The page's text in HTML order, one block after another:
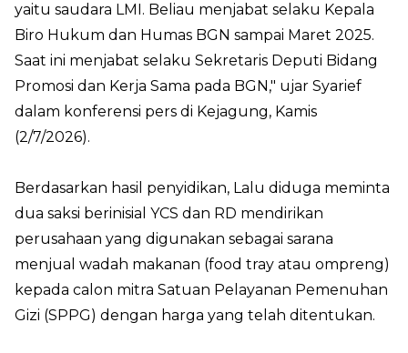
yaitu saudara LMI. Beliau menjabat selaku Kepala
Biro Hukum dan Humas BGN sampai Maret 2025.
Saat ini menjabat selaku Sekretaris Deputi Bidang
Promosi dan Kerja Sama pada BGN," ujar Syarief
dalam konferensi pers di Kejagung, Kamis
(2/7/2026).
Berdasarkan hasil penyidikan, Lalu diduga meminta
dua saksi berinisial YCS dan RD mendirikan
perusahaan yang digunakan sebagai sarana
menjual wadah makanan (food tray atau ompreng)
kepada calon mitra Satuan Pelayanan Pemenuhan
Gizi (SPPG) dengan harga yang telah ditentukan.